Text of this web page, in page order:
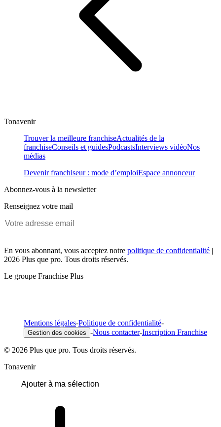
Tonavenir
Trouver la meilleure franchiseActualités de la
franchiseConseils et guidesPodcastsInterviews vidéoNos
médias
Devenir franchiseur : mode d’emploiEspace annonceur
Abonnez-vous à la newsletter
Renseignez votre mail
En vous abonnant, vous acceptez notre politique de confidentialité |
2026 Plus que pro. Tous droits réservés.
Le groupe Franchise Plus
Mentions légales-Politique de confidentialité-
Gestion des cookies -Nous contacter-Inscription Franchise
© 2026 Plus que pro. Tous droits réservés.
Tonavenir
Ajouter à ma sélection